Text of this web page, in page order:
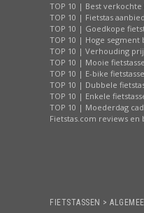
TOP 10 | Best verkochte
TOP 10 | Fietstas
TOP 10 | Goedkope
TOP 10 | Hoge segment
TOP 10 | Verhouding
TOP 10 | Mooie
TOP 10 | E-bike
TOP 10 | Dubbele
TOP 10 | Enkele
TOP 10 | Moederdag
Fietstas.com reviews en
FIETSTASSEN >